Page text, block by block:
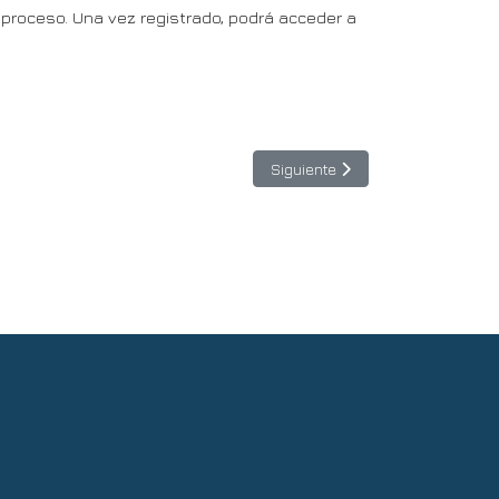
Una vez registrado, podrá acceder a
Artículo siguiente: Diálogo
Siguiente